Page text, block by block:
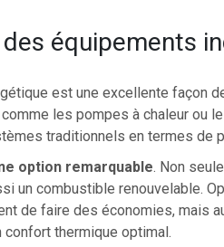
équipements
est une excellente façon
les pompes à chaleur ou
traditionnels en termes de
option remarquable. Non
un combustible renouvelable.
de faire des économies, mais
confort thermique optimal.